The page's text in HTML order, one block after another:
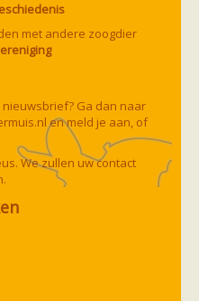
met andere zoogdier
Ga dan naar
en meld je aan, of
We zullen uw contact